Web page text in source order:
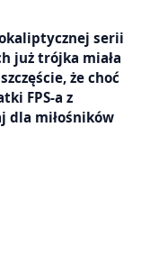
serii
już trójka miała
że choć
FPS-a z
dla miłośników